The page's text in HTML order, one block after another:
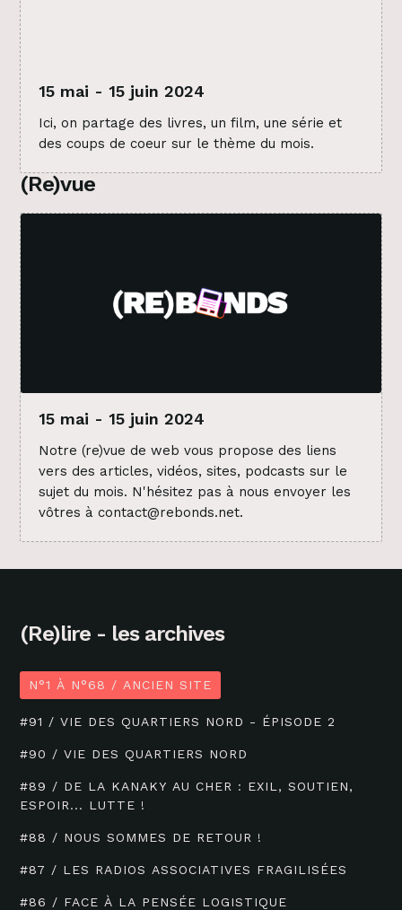
15 mai - 15 juin 2024
Ici, on partage des livres, un film, une série et
des coups de coeur sur le thème du mois.
(Re)vue
15 mai - 15 juin 2024
Notre (re)vue de web vous propose des liens
vers des articles, vidéos, sites, podcasts sur le
sujet du mois. N'hésitez pas à nous envoyer les
vôtres à contact@rebonds.net.
(Re)lire - les archives
N°1 À N°68 / ANCIEN SITE
#91 / VIE DES QUARTIERS NORD - ÉPISODE 2
#90 / VIE DES QUARTIERS NORD
#89 / DE LA KANAKY AU CHER : EXIL, SOUTIEN,
ESPOIR... LUTTE !
#88 / NOUS SOMMES DE RETOUR !
#87 / LES RADIOS ASSOCIATIVES FRAGILISÉES
#86 / FACE À LA PENSÉE LOGISTIQUE